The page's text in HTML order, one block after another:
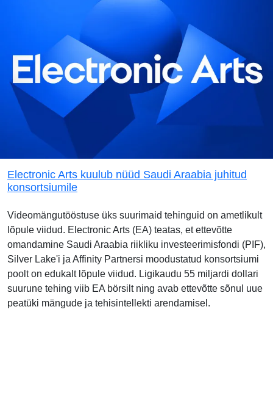
Electronic Arts kuulub nüüd Saudi Araabia juhitud
konsortsiumile
Videomängutööstuse üks suurimaid tehinguid on ametlikult
lõpule viidud. Electronic Arts (EA) teatas, et ettevõtte
omandamine Saudi Araabia riikliku investeerimisfondi (PIF),
Silver Lake'i ja Affinity Partnersi moodustatud konsortsiumi
poolt on edukalt lõpule viidud. Ligikaudu 55 miljardi dollari
suurune tehing viib EA börsilt ning avab ettevõtte sõnul uue
peatüki mängude ja tehisintellekti arendamisel.